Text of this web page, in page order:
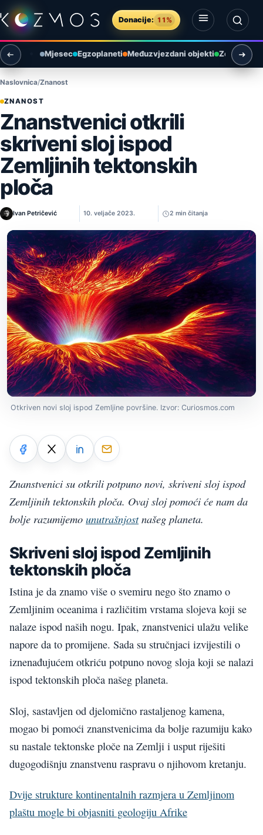
Preskoči na sadržaj
Donacije: 11%
Otvori izbornik
Otvori pretragu
Mjesec Egzoplaneti Međuzvjezdani objekti Zemlja i
Naslovnica Znanost
ZNANOST
Znanstvenici otkrili
skriveni sloj ispod
Zemljinih tektonskih
ploča
Ivan Petričević 10. veljače 2023. 2 min čitanja
Otkriven novi sloj ispod Zemljine površine. Izvor: Curiosmos.com
Znanstvenici su otkrili potpuno novi, skriveni sloj ispod
Zemljinih tektonskih ploča. Ovaj sloj pomoći će nam da
bolje razumijemo unutrašnjostnašeg planeta.
Skriveni sloj ispod Zemljinih
tektonskih ploča
Istina je da znamo više o svemiru nego što znamo o
Zemljinim oceanima i različitim vrstama slojeva koji se
nalaze ispod naših nogu. Ipak, znanstvenici ulažu velike
napore da to promijene. Sada su stručnjaci izvijestili o
iznenađujućem otkriću potpuno novog sloja koji se nalazi
ispod tektonskih ploča našeg planeta.
Sloj, sastavljen od djelomično rastaljenog kamena,
mogao bi pomoći znanstvenicima da bolje razumiju kako
su nastale tektonske ploče na Zemlji i usput riješiti
dugogodišnju znanstvenu raspravu o njihovom kretanju.
Dvije strukture kontinentalnih razmjera u Zemljinom
plaštu mogle bi objasniti geologiju Afrike